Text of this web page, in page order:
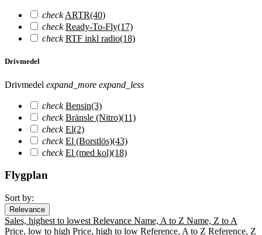
check ARTR(40)
check Ready-To-Fly(17)
check RTF inkl radio(18)
Drivmedel
Drivmedel expand_more expand_less
check Bensin(3)
check Bränsle (Nitro)(11)
check El(2)
check El (Borstlös)(43)
check El (med kol)(18)
Flygplan
Sort by:
Relevance
Sales, highest to lowest Relevance Name, A to Z Name, Z to A
Price, low to high Price, high to low Reference, A to Z Reference, Z